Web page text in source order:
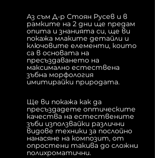
Аз съм Д-р Стоян Русев и в
рамките на 2 дни ще предам
опита и знанията си, ще ви
покажа млаките детайли и
ключовите елементи, които
са в основата на
пресъздаването на
максимално естествена
зъбна морфология
имитирайки природата.
Ще ви покажа как да
пресъздадете оптическите
качества на естествените
зъби използвайки различни
видове техники за послойно
нанасяне на композит, от
опростени такива до сложни
полихроматични.